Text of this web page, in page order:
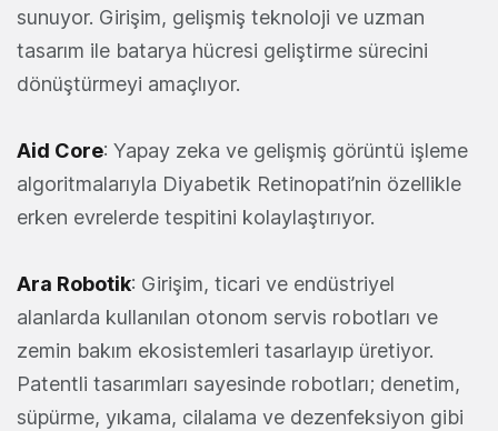
sunuyor. Girişim, gelişmiş teknoloji ve uzman
tasarım ile batarya hücresi geliştirme sürecini
dönüştürmeyi amaçlıyor.
Aid Core: Yapay zeka ve gelişmiş görüntü işleme
algoritmalarıyla Diyabetik Retinopati’nin özellikle
erken evrelerde tespitini kolaylaştırıyor.
Ara Robotik: Girişim, ticari ve endüstriyel
alanlarda kullanılan otonom servis robotları ve
zemin bakım ekosistemleri tasarlayıp üretiyor.
Patentli tasarımları sayesinde robotları; denetim,
süpürme, yıkama, cilalama ve dezenfeksiyon gibi